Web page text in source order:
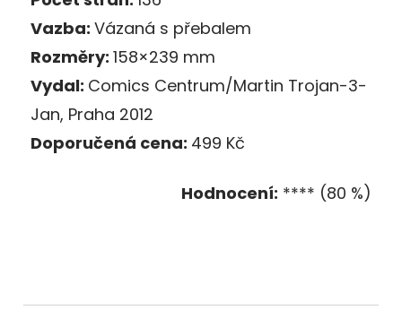
Vazba: Vázaná s přebalem
Rozměry: 158×239 mm
Vydal: Comics Centrum/Martin Trojan-3-
Jan, Praha 2012
Doporučená cena: 499 Kč
Hodnocení: **** (80 %)